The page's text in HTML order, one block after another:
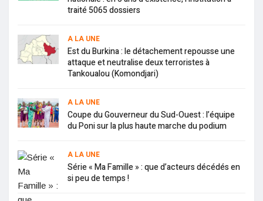
traité 5065 dossiers
A LA UNE
Est du Burkina : le détachement repousse une
attaque et neutralise deux terroristes à
Tankoualou (Komondjari)
A LA UNE
Coupe du Gouverneur du Sud-Ouest : l’équipe
du Poni sur la plus haute marche du podium
A LA UNE
Série « Ma Famille » : que d’acteurs décédés en
si peu de temps !